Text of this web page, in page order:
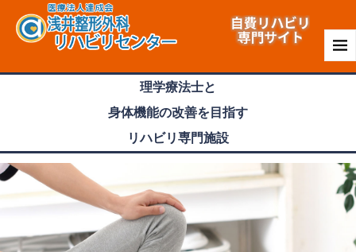
理学療法士と
身体機能の改善を目指す
リハビリ専門施設